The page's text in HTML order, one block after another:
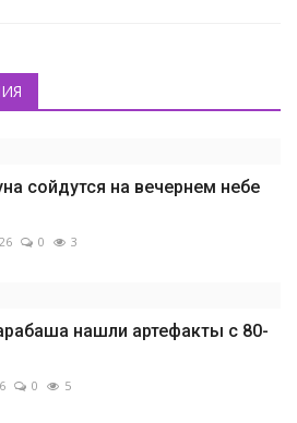
сойдутся на вечернем небе
0 3
нашли артефакты с 80-
0 5